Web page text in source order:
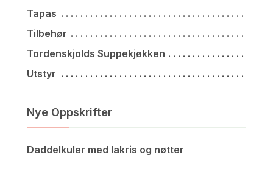
Tapas
Tilbehør
Tordenskjolds Suppekjøkken
Utstyr
Nye Oppskrifter
Daddelkuler med lakris og nøtter